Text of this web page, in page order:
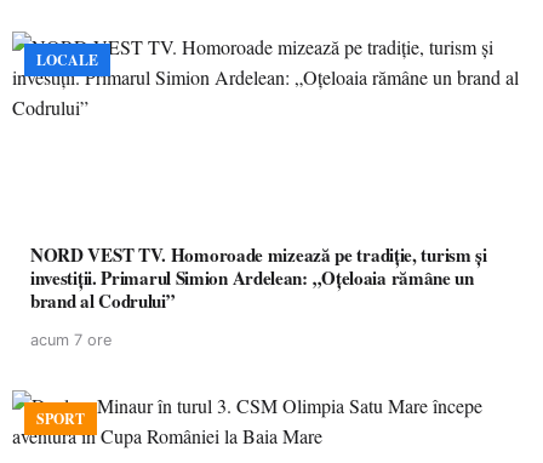
LOCALE
NORD VEST TV. Homoroade mizează pe tradiție, turism și
investiții. Primarul Simion Ardelean: „Oțeloaia rămâne un
brand al Codrului”
acum 7 ore
SPORT